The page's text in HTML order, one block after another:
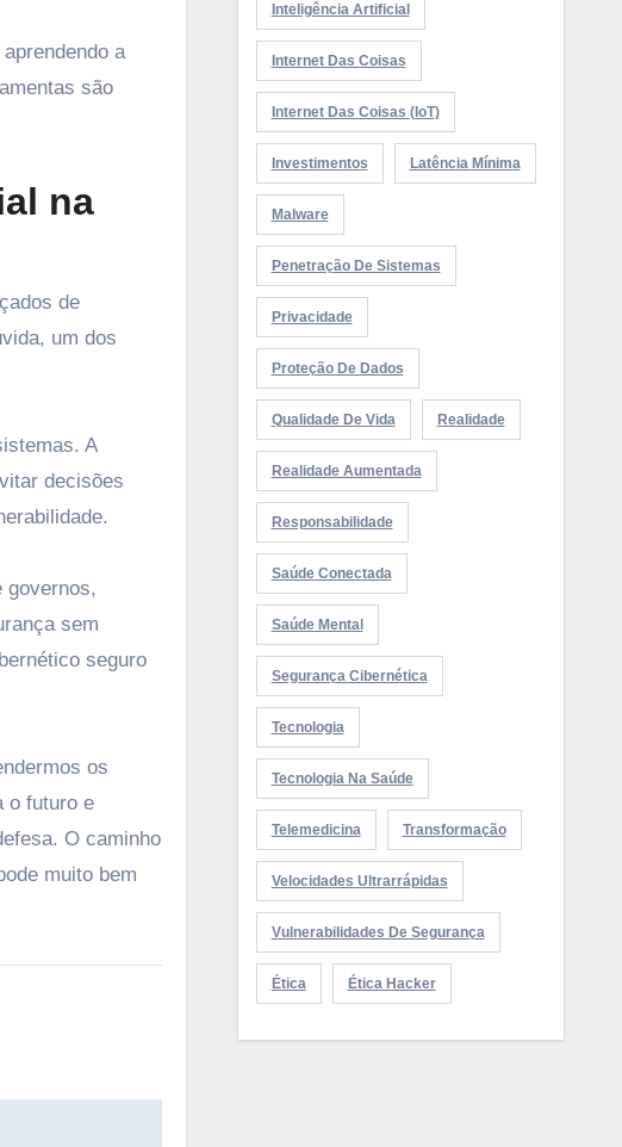
a
são
na
de
um dos
A
decisões
governos,
sem
seguro
os
o futuro e
O caminho
muito bem
Inteligência Artificial
Internet Das Coisas
Internet Das Coisas (IoT)
Investimentos Latência Mínima
Malware
Penetração De Sistemas
Privacidade
Proteção De Dados
Qualidade De Vida Realidade
Realidade Aumentada
Responsabilidade
Saúde Conectada
Saúde Mental
Segurança Cibernética
Tecnologia
Tecnologia Na Saúde
Telemedicina Transformação
Velocidades Ultrarrápidas
Vulnerabilidades De Segurança
Ética Ética Hacker